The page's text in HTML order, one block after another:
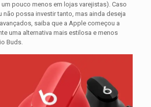
um pouco menos em lojas varejistas). Caso
não possa investir tanto, mas ainda deseja
saiba que a Apple começou a
uma alternativa mais estilosa e menos
Buds.